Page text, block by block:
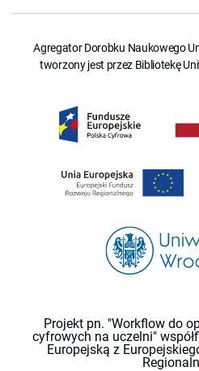
Agregator Dorobku Naukowego
tworzony jest przez Bibliotekę
Projekt pn. "Workflow do
cyfrowych na uczelni"
Europejską z